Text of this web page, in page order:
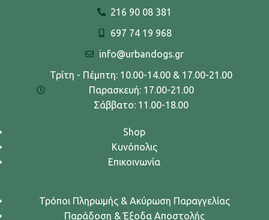
216 90 08 381
697 74 19 968
info@urbandogs.gr
Τρίτη - Πέμπτη: 10.00-14.00 & 17.00-21.00
Παρασκευή: 17.00-21.00
Σάββατο: 11.00-18.00
Shop
Κυνόπολις
Επικοινωνία
Τρόποι Πληρωμής & Ακύρωση Παραγγελίας
Παράδοση & Έξοδα Αποστολής